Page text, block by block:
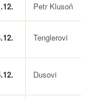
Petr Klusoň
Tenglerovi
Dusovi